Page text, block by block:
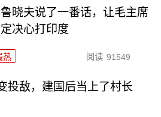
晓夫说了一番话，让毛主席
决心打印度
热 阅读 91549
投敌，建国后当上了村长